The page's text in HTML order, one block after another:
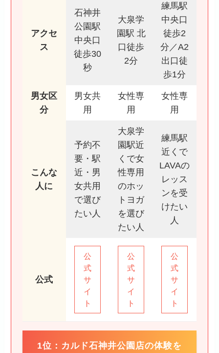
アクセ
ス
石神井
公園駅
中央口
徒歩30
秒
大泉学
園駅 北
口徒歩
2分
練馬駅
中央口
徒歩2
分／A2
出口徒
歩1分
男女区
分
男女共
用
女性専
用
女性専
用
こんな
人に
予約不
要・駅
近・男
女共用
で選び
たい人
大泉学
園駅近
くで女
性専用
のホッ
トヨガ
を選び
たい人
練馬駅
近くで
LAVAの
レッス
ンを受
けたい
人
公式
公
式
サ
イ
ト
公
式
サ
イ
ト
公
式
サ
イ
ト
1位：カルド石神井公園店の体験を